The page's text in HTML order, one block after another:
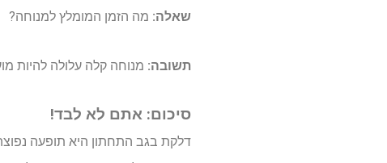
שאלה: מה הזמן המומלץ למנוחה?
תשובה: מנוחה קלה עלולה להיות
סיכום: אתם לא לבד!
דלקת בגב התחתון היא תופעה